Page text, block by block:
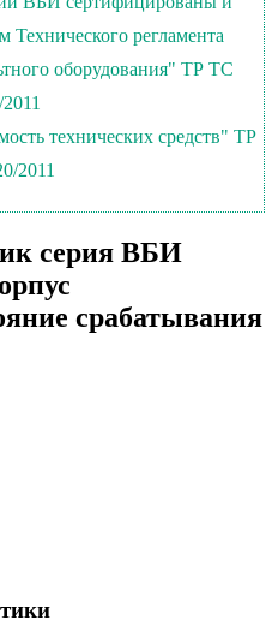
Технического регламента
оборудования" ТР ТС
технических средств" ТР
2011
серия ВБИ
срабатывания